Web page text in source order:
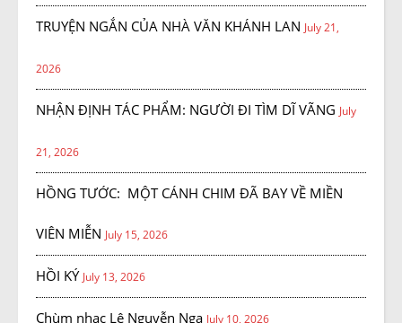
TRUYỆN NGẮN CỦA NHÀ VĂN KHÁNH LAN July 21,
2026
NHẬN ĐỊNH TÁC PHẨM: NGƯỜI ĐI TÌM DĨ VÃNG July
21, 2026
HỒNG TƯỚC: MỘT CÁNH CHIM ĐÃ BAY VỀ MIỀN
VIÊN MIỄN July 15, 2026
HỒI KÝ July 13, 2026
Chùm nhạc Lê Nguyễn Nga July 10, 2026